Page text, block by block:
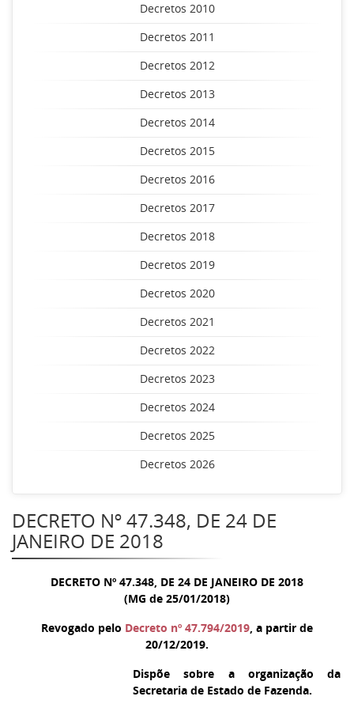
Decretos 2010
Decretos 2011
Decretos 2012
Decretos 2013
Decretos 2014
Decretos 2015
Decretos 2016
Decretos 2017
Decretos 2018
Decretos 2019
Decretos 2020
Decretos 2021
Decretos 2022
Decretos 2023
Decretos 2024
Decretos 2025
Decretos 2026
DECRETO Nº 47.348, DE 24 DE
JANEIRO DE 2018
DECRETO Nº 47.348, DE 24 DE JANEIRO DE 2018
(MG de 25/01/2018)
Revogado pelo Decreto nº 47.794/2019, a partir de
20/12/2019.
Dispõe sobre a organização da
Secretaria de Estado de Fazenda.